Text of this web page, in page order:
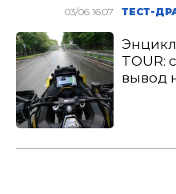
03/06 16:07 ТЕСТ-
TOUR:
вывод